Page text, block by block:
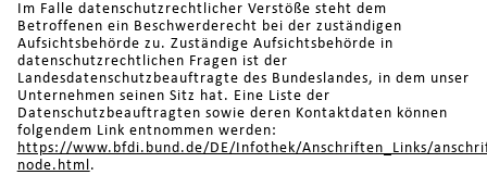
Im Falle datenschutzrechtlicher Verstöße steht dem
Betroffenen ein Beschwerderecht bei der zuständigen
Aufsichtsbehörde zu. Zuständige Aufsichtsbehörde in
datenschutzrechtlichen Fragen ist der
Landesdatenschutzbeauftragte des Bundeslandes, in dem unser
Unternehmen seinen Sitz hat. Eine Liste der
Datenschutzbeauftragten sowie deren Kontaktdaten können
folgendem Link entnommen werden:
https://www.bfdi.bund.de/DE/Infothek/Anschriften_Links/
node.html.